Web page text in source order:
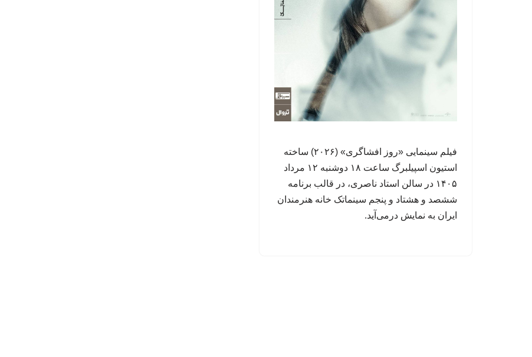
فیلم سینمایی «روز افشاگری» (۲۰۲۶) ساخته‌
استیون اسپیلبرگ ساعت ۱۸ دوشنبه ۱۲ مرداد
۱۴۰۵ در سالن استاد ناصری، در قالب برنامه
ششصد و هشتاد و پنجم سینماتک خانه‌ هنرمندان
ایران به نمایش درمی‌آید.